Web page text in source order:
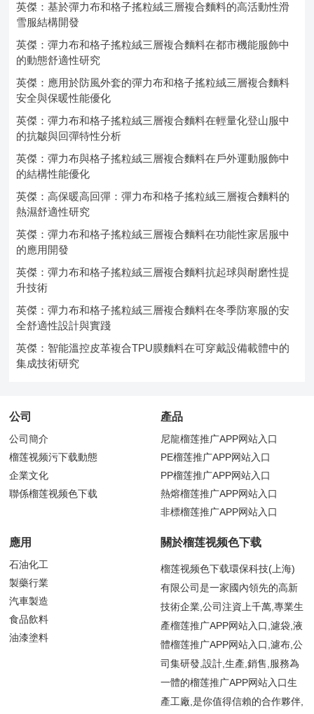
英傑：基於彈力布和格子搖粒絨三層複合麵料的高活動性滑
雪服結構開發
英傑：彈力布和格子搖粒絨三層複合麵料在都市機能服飾中
的動態舒適性研究
英傑：應用於防風外套的彈力布和格子搖粒絨三層複合麵料
安全與保暖性能優化
英傑：彈力布和格子搖粒絨三層複合麵料在輕量化登山服中
的抗皺與回彈特性分析
英傑：彈力布與格子搖粒絨三層複合麵料在戶外運動服飾中
的結構性能優化
英傑：高保暖高回彈：彈力布和格子搖粒絨三層複合麵料的
熱濕舒適性研究
英傑：彈力布和格子搖粒絨三層複合麵料在功能性家居服中
的應用開發
英傑：彈力布和格子搖粒絨三層複合麵料抗起球與耐磨性提
升技術
英傑：彈力布和格子搖粒絨三層複合麵料在冬季防寒服的安
全舒適性設計與實踐
英傑：智能溫控皮革複合TPU膜麵料在可穿戴設備載體中的
集成技術研究
公司
公司簡介
榴莲视频污下载動態
企業文化
聯係榴莲视频色下载
產品
尼龍榴莲推广APP网站入口
PE榴莲推广APP网站入口
PP榴莲推广APP网站入口
熱熔榴莲推广APP网站入口
非標榴莲推广APP网站入口
應用
石油化工
製藥行業
汽車製造
食品飲料
油漆塗料
關於榴莲视频色下载
榴莲视频色下载環保科技(上海)
有限公司是一家國內領先的高新
技術企業,公司注資上千萬,專業生
產榴莲推广APP网站入口,濾袋,液
體榴莲推广APP网站入口,濾布,公
司集研發,設計,生產,銷售,服務為
一體的榴莲推广APP网站入口生
產工廠,是你值得信賴的合作夥伴,